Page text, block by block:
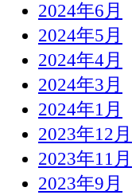
2024年6月
2024年5月
2024年4月
2024年3月
2024年1月
2023年12月
2023年11月
2023年9月